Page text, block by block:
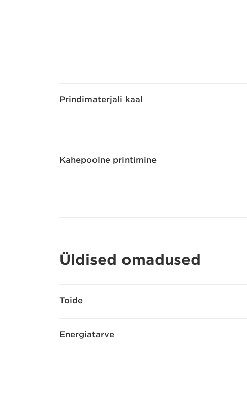
Prindimaterjali kaal
Kahepoolne printimine
Üldised omadused
Toide
Energiatarve